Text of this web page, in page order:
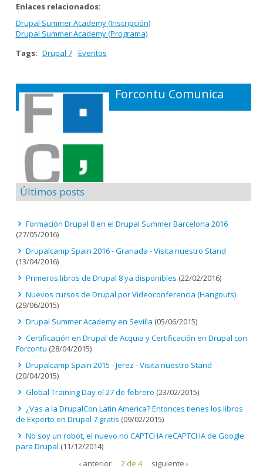
Enlaces relacionados:
Drupal Summer Academy (Inscripción)
Drupal Summer Academy (Programa)
Tags: Drupal 7 Eventos
Forcontu Comunica
Últimos posts
Formación Drupal 8 en el Drupal Summer Barcelona 2016
(27/05/2016)
Drupalcamp Spain 2016 - Granada - Visita nuestro Stand
(13/04/2016)
Primeros libros de Drupal 8 ya disponibles (22/02/2016)
Nuevos cursos de Drupal por Videoconferencia (Hangouts)
(29/06/2015)
Drupal Summer Academy en Sevilla (05/06/2015)
Certificación en Drupal de Acquia y Certificación en Drupal con
Forcontu (28/04/2015)
Drupalcamp Spain 2015 - Jerez - Visita nuestro Stand
(20/04/2015)
Global Training Day el 27 de febrero (23/02/2015)
¿Vas a la DrupalCon Latin America? Entonces tienes los libros
de Experto en Drupal 7 gratis (09/02/2015)
No soy un robot, el nuevo no CAPTCHA reCAPTCHA de Google
para Drupal (11/12/2014)
‹ anterior
2 de 4 siguiente ›